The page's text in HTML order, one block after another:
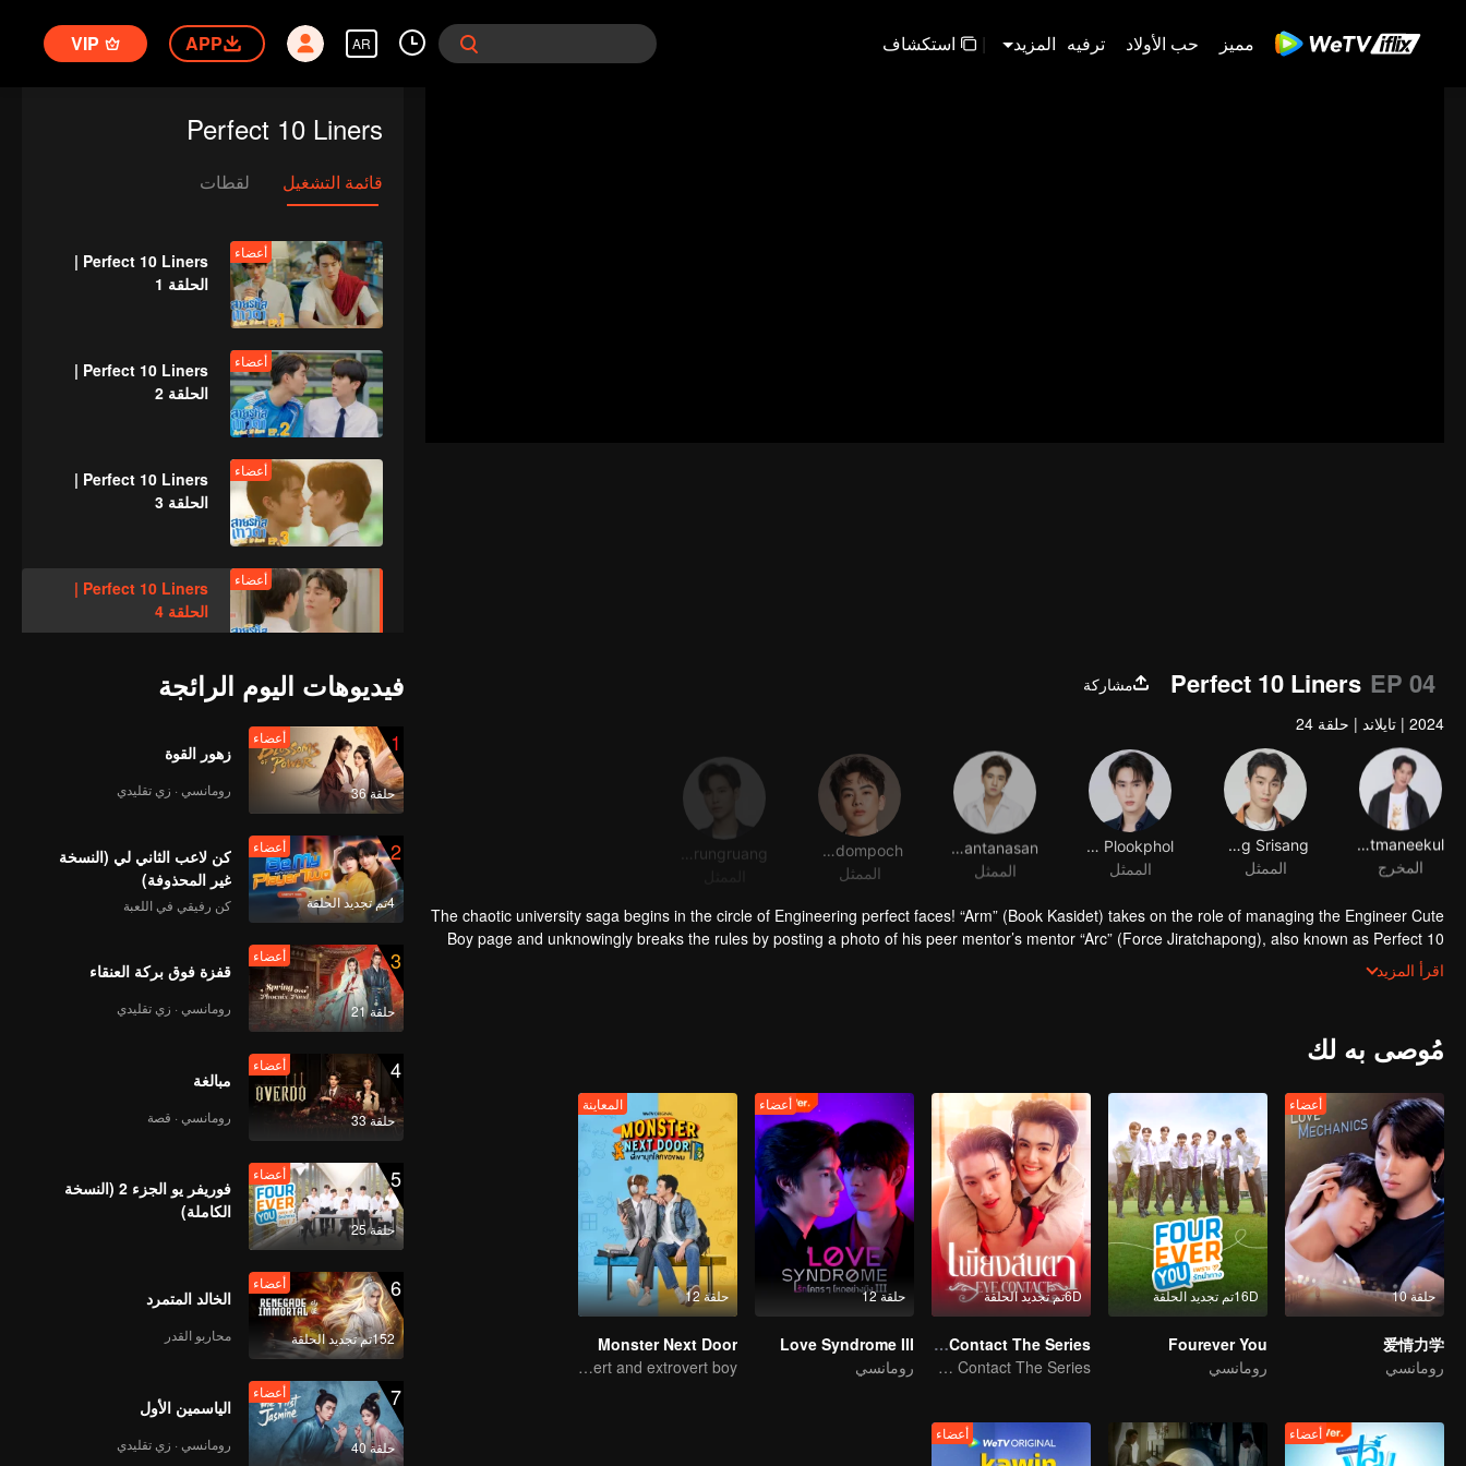
مميز حب الأولاد ترفيه المزيد | استكشاف AR
APP
VIP
Perfect 10 Liners
قائمة التشغيل لقطات
أعضاء
Perfect 10 Liners |
الحلقة 1
أعضاء
Perfect 10 Liners |
الحلقة 2
أعضاء
Perfect 10 Liners |
الحلقة 3
أعضاء
Perfect 10 Liners |
الحلقة 4
أعضاء
أعضاء
أعضاء
أعضاء
أعضاء
Perfect 10 Liners EP 04
مشاركة
2024
| تايلاند | حلقة 24
New Siwaj Sawatmaneekul
المخرج
الممثل
الممثل
الممثل
الممثل
الممثل
The chaotic university saga begins in the circle of Engineering perfect faces! “Arm” (Book Kasidet) takes on the role of managing the Engineer Cute
Boy page and unknowingly breaks the rules by posting a photo of his peer mentor’s mentor “Arc” (Force Jiratchapong), also known as Perfect 10
Ferocious. Meanwhile, “Gun” (Santa Pongsapak) has problems sleeping in the dark, but Perfect 10 Mysterious “Yotha” (Perth Tanapon), Arm’s peer
mentee, volunteers to be his roommate. Lastly, Perfect 10 Piteous “Wine” (Mark Jirunthanin) is a peer mentee of Yotha who has no time to take
اقرأ المزيد
مُوصى به لك
حلقة 10
أعضاء
爱情力学
رومانسي
16Dتم تجديد الحلقة
Fourever You
رومانسي
6Dتم تجديد الحلقة
Eye Contact The Series
Eye Contact The Series
حلقة 12
أعضاء
Love Syndrome III
رومانسي
حلقة 12
المعاينة
Monster Next Door
The perfect love of an introvert and extrovert boy
أعضاء أعضاء
فيديوهات اليوم الرائجة
1
حلقة 36
أعضاء
زهور القوة
رومانسي · زي تقليدي
2
4تم تجديد الحلقة
أعضاء
كن لاعب الثاني لي (النسخة
غير المحذوفة)
كن رفيقي في اللعبة
3
حلقة 21
أعضاء
قفزة فوق بركة العنقاء
رومانسي · زي تقليدي
4
حلقة 33
أعضاء
مبالغة
رومانسي · قصة
5
حلقة 25
أعضاء
فوريفر يو الجزء 2 (النسخة
الكاملة)
6
152تم تجديد الحلقة
أعضاء
الخالد المتمرد
محاربو القدر
7
حلقة 40
أعضاء
الياسمين الأول
رومانسي · زي تقليدي